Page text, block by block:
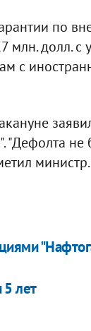
по
млн. долл. с
с
"Дефолта не
министр.
лет